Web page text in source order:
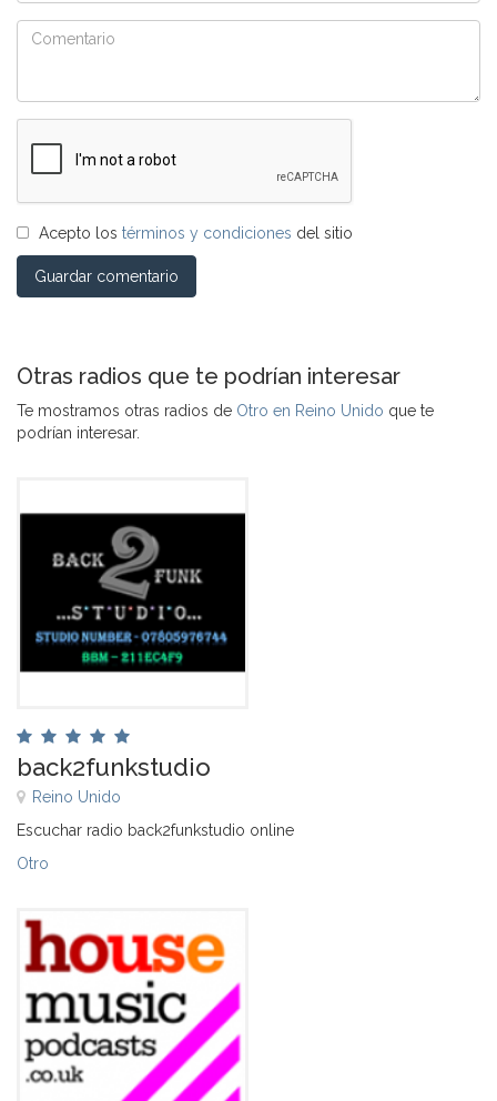
Acepto los términos y condiciones del sitio
Guardar comentario
Otras radios que te podrían interesar
Te mostramos otras radios de Otro en Reino Unido que te
podrían interesar.
back2funkstudio
Reino Unido
Escuchar radio back2funkstudio online
Otro